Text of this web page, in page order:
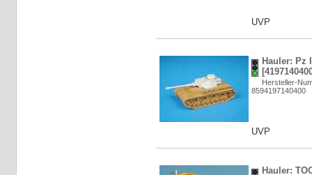
UVP
Hauler: Pz
Hersteller-
8594197140400
UVP
Hauler: